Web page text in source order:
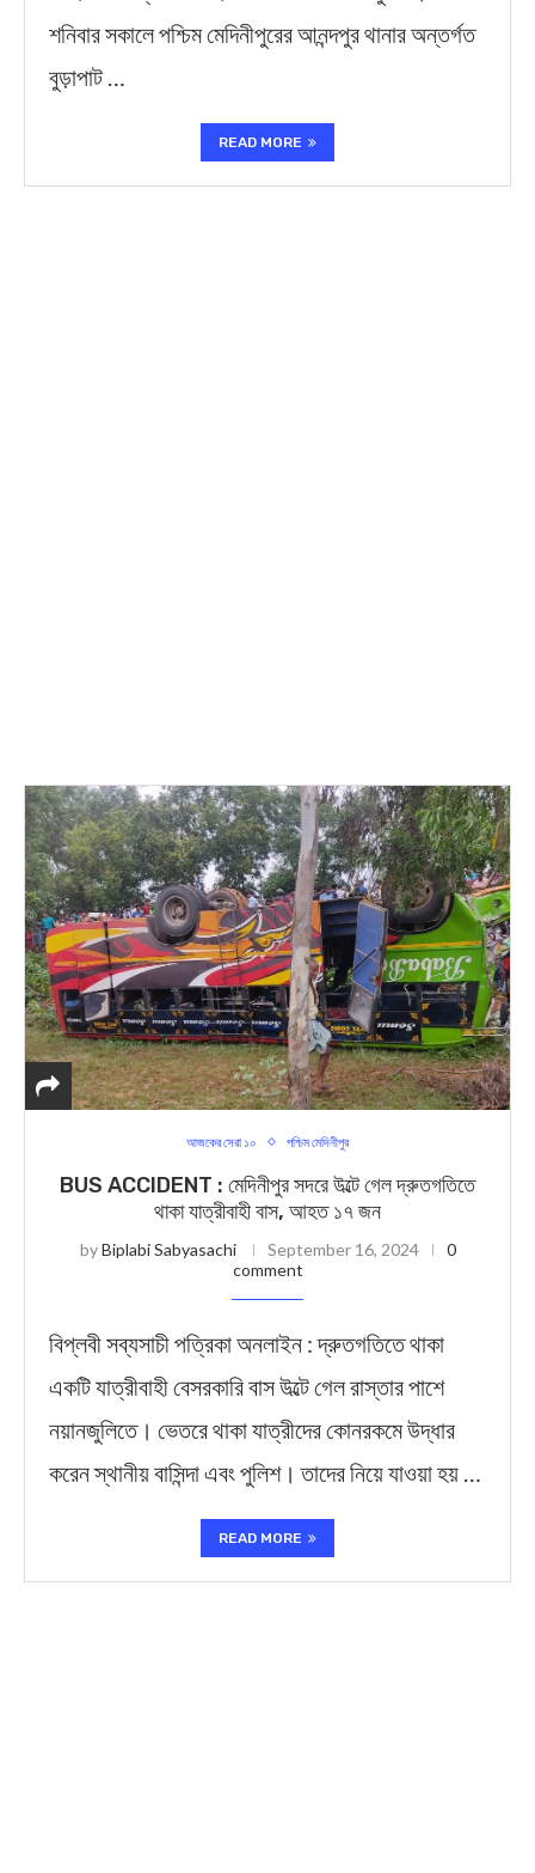
শনিবার সকালে পশ্চিম মেদিনীপুরের আনন্দপুর থানার অন্তর্গত
বুড়াপাট …
READ MORE
আজকের সেরা ১০ পশ্চিম মেদিনীপুর
BUS ACCIDENT : মেদিনীপুর সদরে উল্টে গেল দ্রুতগতিতে
থাকা যাত্রীবাহী বাস, আহত ১৭ জন
byBiplabi Sabyasachi September 16, 2024
0
comment
বিপ্লবী সব্যসাচী পত্রিকা অনলাইন : দ্রুতগতিতে থাকা
একটি যাত্রীবাহী বেসরকারি বাস উল্টে গেল রাস্তার পাশে
নয়ানজুলিতে। ভেতরে থাকা যাত্রীদের কোনরকমে উদ্ধার
করেন স্থানীয় বাসিন্দা এবং পুলিশ। তাদের নিয়ে যাওয়া হয় …
READ MORE